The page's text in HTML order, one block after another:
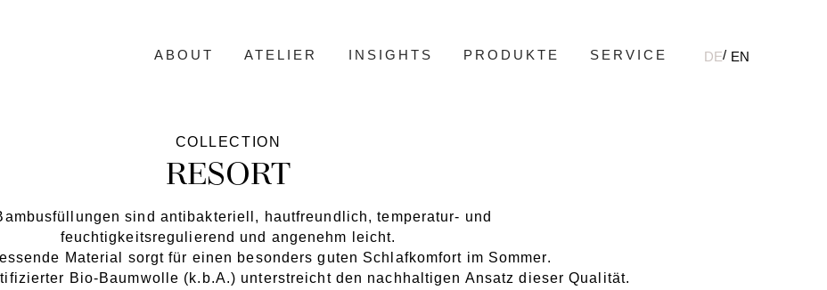
ABOUT ATELIER INSIGHTS PRODUKTE SERVICE DE EN
COLLECTION
RESORT
sind antibakteriell, hautfreundlich, temperatur- und
feuchtigkeitsregulierend und angenehm leicht.
Material sorgt für einen besonders guten Schlafkomfort im Sommer.
Bio-Baumwolle (k.b.A.) unterstreicht den nachhaltigen Ansatz dieser Qualität.